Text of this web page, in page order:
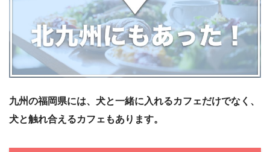
九州の福岡県には、犬と一緒に入れるカフェだけでなく、
犬と触れ合えるカフェもあります。